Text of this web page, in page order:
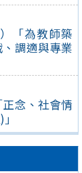
「為教師築
調適與專業
念、社會情